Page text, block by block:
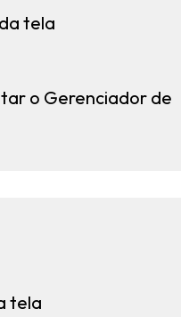
tela
o Gerenciador de
tela